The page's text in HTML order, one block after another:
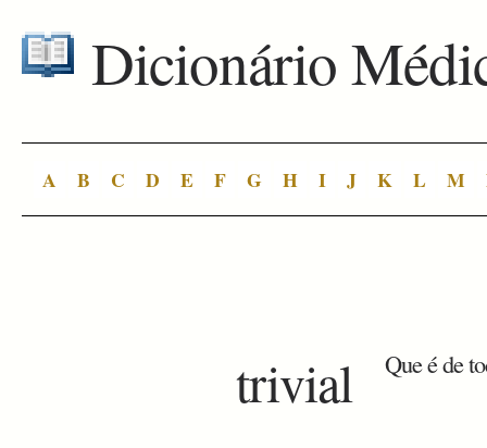
Dicionário
A B C D E F G H I J K L M
trivial Que é de